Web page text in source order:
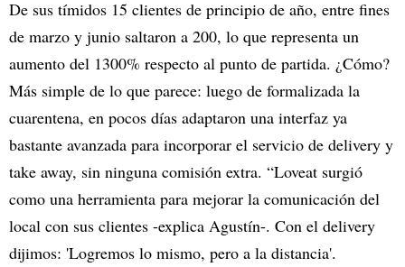
De sus tímidos 15 clientes de principio de año, entre fines
de marzo y junio saltaron a 200, lo que representa un
aumento del 1300% respecto al punto de partida. ¿Cómo?
Más simple de lo que parece: luego de formalizada la
cuarentena, en pocos días adaptaron una interfaz ya
bastante avanzada para incorporar el servicio de delivery y
take away, sin ninguna comisión extra. “Loveat surgió
como una herramienta para mejorar la comunicación del
local con sus clientes -explica Agustín-. Con el delivery
dijimos: 'Logremos lo mismo, pero a la distancia'.